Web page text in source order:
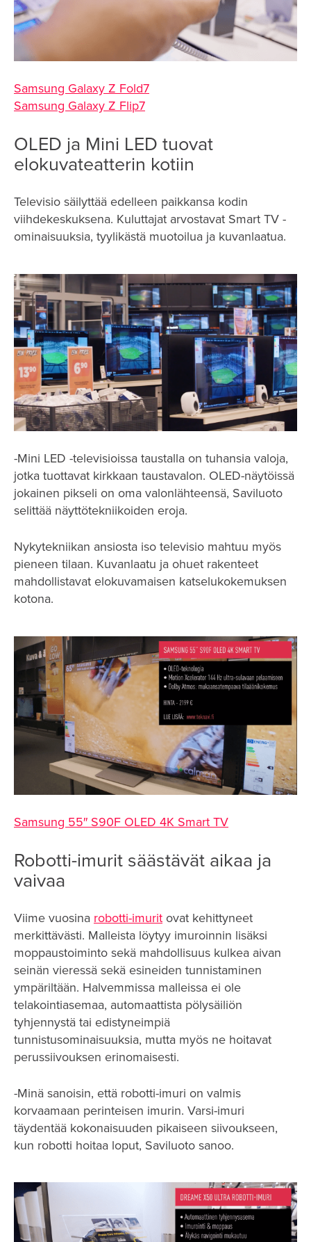
Samsung Galaxy Z Fold7
Samsung Galaxy Z Flip7
OLED ja Mini LED tuovat
elokuvateatterin kotiin
Televisio säilyttää edelleen paikkansa kodin
viihdekeskuksena. Kuluttajat arvostavat Smart TV -
ominaisuuksia, tyylikästä muotoilua ja kuvanlaatua.
-Mini LED -televisioissa taustalla on tuhansia valoja,
jotka tuottavat kirkkaan taustavalon. OLED-näytöissä
jokainen pikseli on oma valonlähteensä, Saviluoto
selittää näyttötekniikoiden eroja.
Nykytekniikan ansiosta iso televisio mahtuu myös
pieneen tilaan. Kuvanlaatu ja ohuet rakenteet
mahdollistavat elokuvamaisen katselukokemuksen
kotona.
Samsung 55″ S90F OLED 4K Smart TV
Robotti-imurit säästävät aikaa ja
vaivaa
Viime vuosina robotti-imurit ovat kehittyneet
merkittävästi. Malleista löytyy imuroinnin lisäksi
moppaustoiminto sekä mahdollisuus kulkea aivan
seinän vieressä sekä esineiden tunnistaminen
ympäriltään. Halvemmissa malleissa ei ole
telakointiasemaa, automaattista pölysäiliön
tyhjennystä tai edistyneimpiä
tunnistusominaisuuksia, mutta myös ne hoitavat
perussiivouksen erinomaisesti.
-Minä sanoisin, että robotti-imuri on valmis
korvaamaan perinteisen imurin. Varsi-imuri
täydentää kokonaisuuden pikaiseen siivoukseen,
kun robotti hoitaa loput, Saviluoto sanoo.